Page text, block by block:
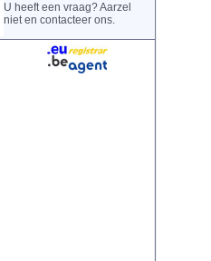
U heeft een vraag? Aarzel
niet en contacteer ons.